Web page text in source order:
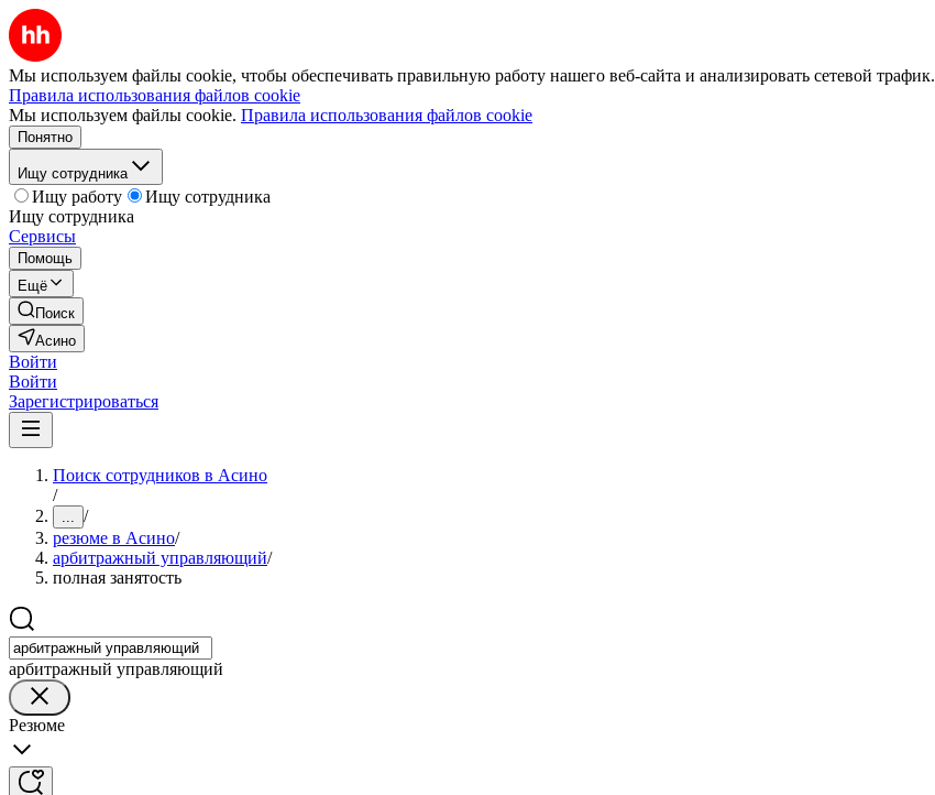
Мы используем файлы cookie, чтобы обеспечивать правильную работу нашего веб-сайта и анализировать сетевой трафик.
Правила использования файлов cookie
Мы используем файлы cookie. Правила использования файлов cookie
Понятно
Ищу сотрудника
Ищу работу
Ищу сотрудника
Ищу сотрудника
Сервисы
Помощь
Ещё
Поиск
Асино
Войти
Войти
Зарегистрироваться
Поиск сотрудников в Асино
/
... /
резюме в Асино/
арбитражный управляющий/
полная занятость
арбитражный управляющий
Резюме